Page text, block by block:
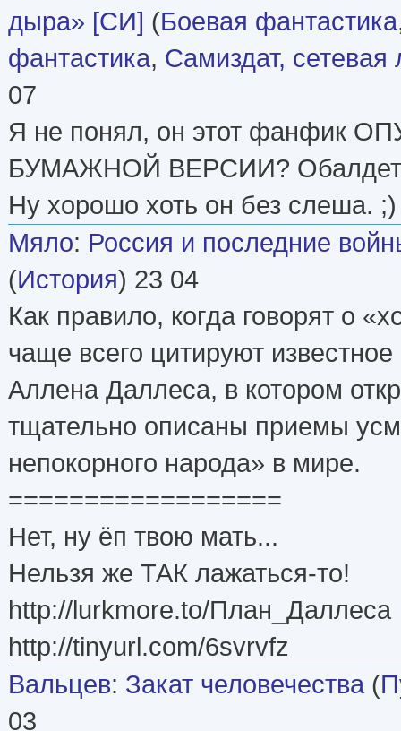
дыра» [СИ] (Боевая фантастика
фантастика, Самиздат, сетевая
07
Я не понял, он этот фанфик
БУМАЖНОЙ ВЕРСИИ? Обалдеть
Ну хорошо хоть он без слеша. ;)
Мяло: Россия и последние
(История) 23 04
Как правило, когда говорят о
чаще всего цитируют
Аллена Даллеса, в котором
тщательно описаны приемы
непокорного народа» в мире.
==================
Нет, ну ёп твою мать...
Нельзя же ТАК лажаться-то!
http://lurkmore.to/План_Даллеса
http://tinyurl.com/6svrvfz
Вальцев: Закат человечества (
03